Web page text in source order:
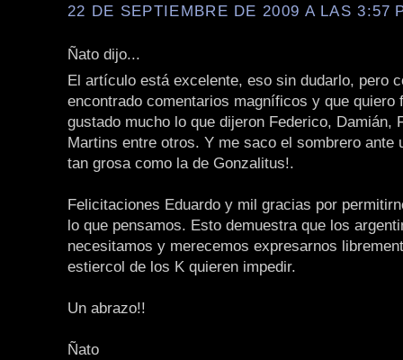
22 DE SEPTIEMBRE DE 2009 A LAS 3:57
Ñato dijo...
El artículo está excelente, eso sin dudarlo, pero
encontrado comentarios magníficos y que quiero
gustado mucho lo que dijeron Federico, Damián,
Martins entre otros. Y me saco el sombrero ante
tan grosa como la de Gonzalitus!.
Felicitaciones Eduardo y mil gracias por
lo que pensamos. Esto demuestra que los
necesitamos y merecemos expresarnos
estiercol de los K quieren impedir.
Un abrazo!!
Ñato